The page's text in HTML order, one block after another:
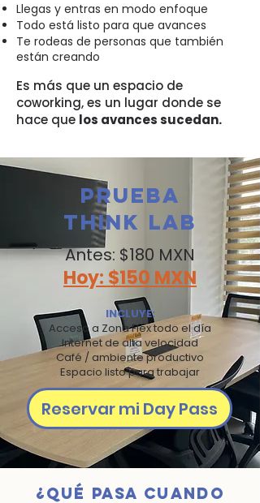
Llegas y entras en modo enfoque
Todo está listo para que avances
Te rodeas de personas que también
están creando
Es más que un espacio de
coworking, es un lugar donde se
hace que los avances sucedan.
Prueba
Think Lab
Antes: $180 MXN
Hoy: $150 MXN
INCLUYE:
Acceso a Zona Flex todo el día
Internet de alta velocidad
Café / ambiente productivo
Espacio listo para trabajar
Reservar mi Day Pass
¿Qué pasa cuando